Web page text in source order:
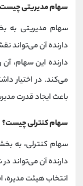
سهام مدیریتی
سهام مدیریتی به
دارنده آن می‌تواند
دارنده این سهام،
باعث ایجاد قدرت
سهام کنترلی چیست؟
سهام کنترلی، به
دارنده آن می‌تواند
انتخاب هیئت مدیره،